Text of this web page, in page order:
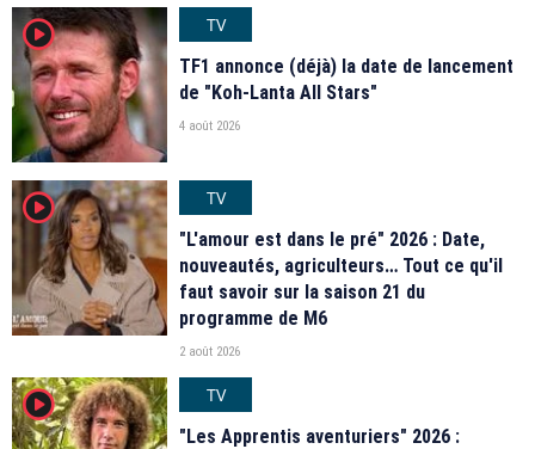
player2
TV
TF1 annonce (déjà) la date de lancement
de "Koh-Lanta All Stars"
4 août 2026
player2
TV
"L'amour est dans le pré" 2026 : Date,
nouveautés, agriculteurs… Tout ce qu'il
faut savoir sur la saison 21 du
programme de M6
2 août 2026
player2
TV
"Les Apprentis aventuriers" 2026 :